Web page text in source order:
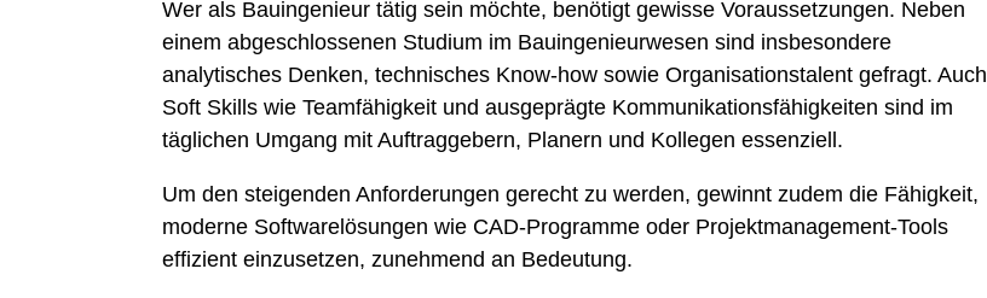
Wer als Bauingenieur tätig sein möchte, benötigt gewisse Voraussetzungen. Neben
einem abgeschlossenen Studium im Bauingenieurwesen sind insbesondere
analytisches Denken, technisches Know-how sowie Organisationstalent gefragt. Auch
Soft Skills wie Teamfähigkeit und ausgeprägte Kommunikationsfähigkeiten sind im
täglichen Umgang mit Auftraggebern, Planern und Kollegen essenziell.
Um den steigenden Anforderungen gerecht zu werden, gewinnt zudem die Fähigkeit,
moderne Softwarelösungen wie CAD-Programme oder Projektmanagement-Tools
effizient einzusetzen, zunehmend an Bedeutung.